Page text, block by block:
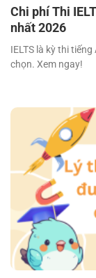
Chi phí Thi
nhất 2026
IELTS là kỳ thi
chọn. Xem ngay!